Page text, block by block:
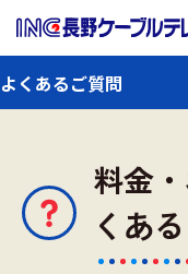
料金
くあ
よくあるご質問